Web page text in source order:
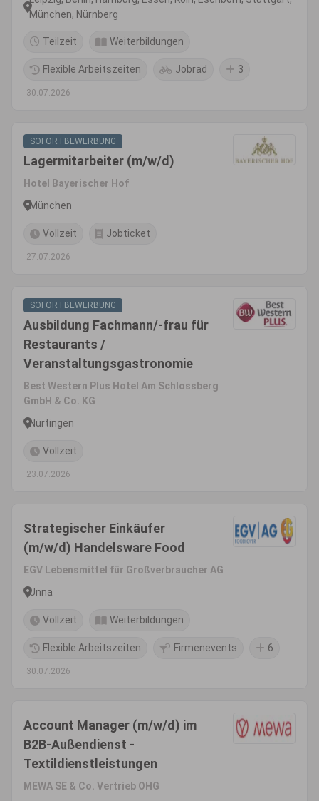
München, Nürnberg
Teilzeit Weiterbildungen
Flexible Arbeitszeiten Jobrad 3
30.07.2026
SOFORTBEWERBUNG
Lagermitarbeiter (m/w/d)
Hotel Bayerischer Hof
München
Vollzeit Jobticket
27.07.2026
SOFORTBEWERBUNG
Ausbildung Fachmann/-frau für
Restaurants /
Veranstaltungsgastronomie
Best Western Plus Hotel Am Schlossberg
GmbH & Co. KG
Nürtingen
Vollzeit
23.07.2026
Strategischer Einkäufer
(m/w/d) Handelsware Food
EGV Lebensmittel für Großverbraucher AG
Unna
Vollzeit Weiterbildungen
Flexible Arbeitszeiten Firmenevents 6
30.07.2026
Account Manager (m/w/d) im
B2B-Außendienst -
Textildienstleistungen
MEWA SE & Co. Vertrieb OHG